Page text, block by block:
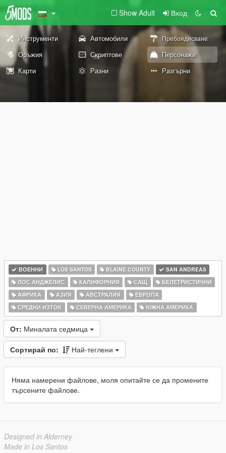
Show Adult Вход
Инструменти Автомобили Пребоядисване
Оръжия Скриптове
Персонажи
Карти
Разни Разгърни
ВОЕННИ LOS SANTOS BLAINE COUNTY
SAN ANDREAS
ЛОС АНДЖЕЛИС
КАЛИФОРНИЯ САЩ
БЕЛЕТРИСТИЧНИ
АФРИКА
АЗИЯ АВСТРАЛИЯ
ЕВРОПА
СРЕДНИ ИЗТОК
СЕВЕРНА АМЕРИКА ЮЖНА АМЕРИКА
От: Миналата седмица
Сортирай по: Най-теглени
Няма намерени файлове, моля опитайте се да промените
търсените файлове.
Designed in Alderney
Made in Los Santos